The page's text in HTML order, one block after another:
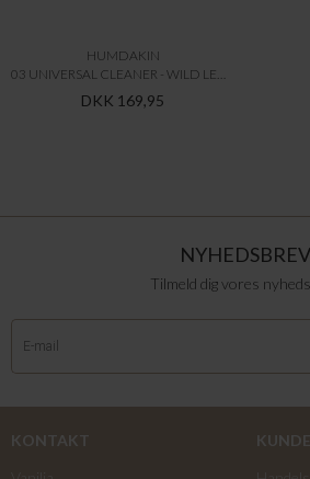
HUMDAKIN
DKK 169,95
NYHEDSBREV
Tilmeld dig vores
KONTAKT